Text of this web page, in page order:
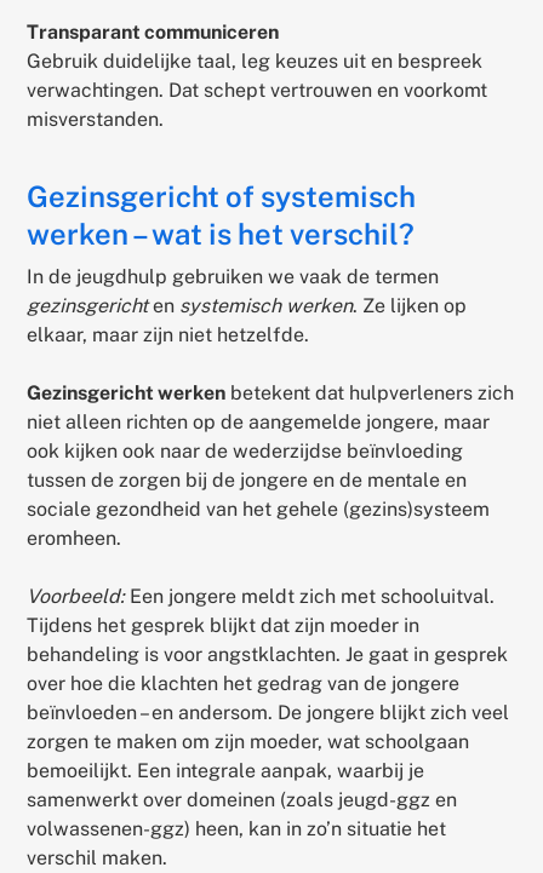
Transparant communiceren
Gebruik duidelijke taal, leg keuzes uit en bespreek
verwachtingen. Dat schept vertrouwen en voorkomt
misverstanden.
Gezinsgericht of systemisch
werken – wat is het verschil?
In de jeugdhulp gebruiken we vaak de termen
gezinsgerichten systemisch werken. Ze lijken op
elkaar, maar zijn niet hetzelfde.
Gezinsgericht werken betekent dat hulpverleners zich
niet alleen richten op de aangemelde jongere, maar
ook kijken ook naar de wederzijdse beïnvloeding
tussen de zorgen bij de jongere en de mentale en
sociale gezondheid van het gehele (gezins)systeem
eromheen.
Voorbeeld:Een jongere meldt zich met schooluitval.
Tijdens het gesprek blijkt dat zijn moeder in
behandeling is voor angstklachten. Je gaat in gesprek
over hoe die klachten het gedrag van de jongere
beïnvloeden – en andersom. De jongere blijkt zich veel
zorgen te maken om zijn moeder, wat schoolgaan
bemoeilijkt. Een integrale aanpak, waarbij je
samenwerkt over domeinen (zoals jeugd-ggz en
volwassenen-ggz) heen, kan in zo’n situatie het
verschil maken.